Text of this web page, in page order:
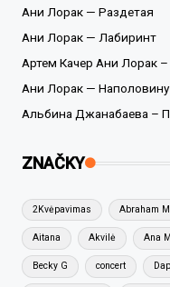
Ани Лорак — Раздетая
Ани Лорак — Лабиринт
Артем Качер Ани Лорак
Ани Лорак — Наполовину
Альбина Джанабаева –
ZNAČKY
2Kvėpavimas Abraham
Aitana Akvilė Ana
Becky G concert